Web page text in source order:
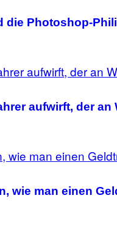
die Photoshop-
aufwirft, der
wie man einen